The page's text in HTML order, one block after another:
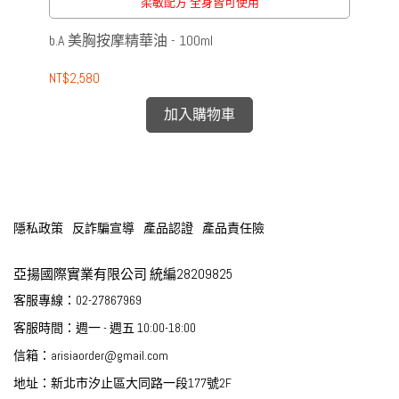
b.A 美胸按摩精華油 - 100ml
NT$2,580
加入購物車
隱私政策 反詐騙宣導 產品認證 產品責任險
亞揚國際實業有限公司 統編28209825
客服專線：02-27867969
客服時間：週一 - 週五 10:00-18:00
信箱：arisiaorder@gmail.com
地址：新北市汐止區大同路一段177號2F